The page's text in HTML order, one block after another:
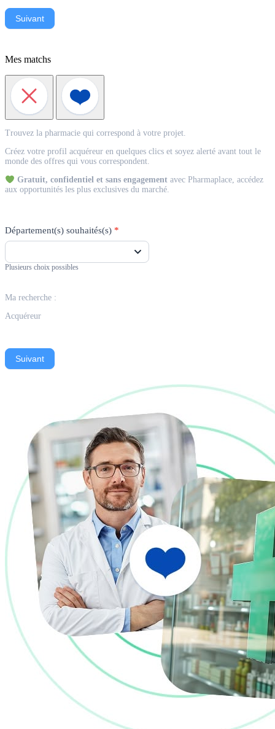
Suivant
Mes matchs
Acquéreur
Trouvez la pharmacie qui correspond à votre projet.
Créez votre profil acquéreur en quelques clics et soyez alerté avant tout le
monde des offres qui vous correspondent.
Gratuit, confidentiel et sans engagementavec Pharmaplace, accédez
aux opportunités les plus exclusives du marché.
Département(s) souhaités(s) *
Plusieurs choix possibles
Ma recherche :
Acquéreur
Suivant